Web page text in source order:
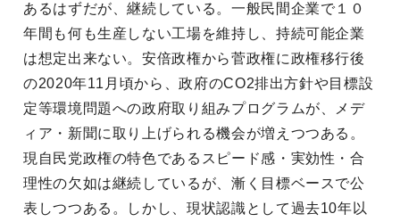
あるはずだが、継続している。一般民間企業で１０
年間も何も生産しない工場を維持し、持続可能企業
は想定出来ない。安倍政権から菅政権に政権移行後
の2020年11月頃から、政府のCO2排出方針や目標設
定等環境問題への政府取り組みプログラムが、メデ
ィア・新聞に取り上げられる機会が増えつつある。
現自民党政権の特色であるスピード感・実効性・合
理性の欠如は継続しているが、漸く目標ベースで公
表しつつある。しかし、現状認識として過去10年以